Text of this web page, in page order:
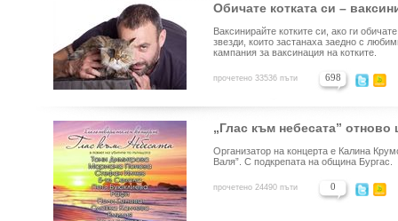
Обичате котката си –
Ваксинирайте котките си, ако ги
звезди, които застанаха заедно с
кампания за ваксинация на котките.
прочетено 33536 пъти 698
„Глас към небесата”
Организатор на концерта е Калина
Валя”. С подкрепата на община Бургас.
прочетено 24490 пъти 0